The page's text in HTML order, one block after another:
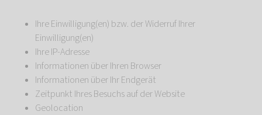
Ihre Einwilligung(en) bzw. der Widerruf Ihrer
Einwilligung(en)
Ihre IP-Adresse
Informationen über Ihren Browser
Informationen über Ihr Endgerät
Zeitpunkt Ihres Besuchs auf der Website
Geolocation